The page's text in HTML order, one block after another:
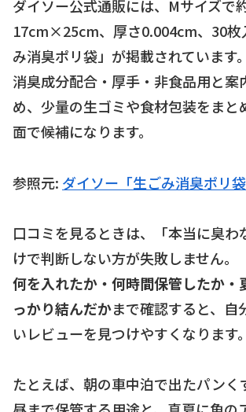
ダイソー公式通販には、Mサイズで
17cm×25cm、厚さ0.004cm、30枚
み消臭ポリ袋」が掲載されています。
消臭成分配合・厚手・非食品用と案
め、少量の生ゴミや食材包装をまと
面で候補になります。
参照元: ダイソー「生ごみ消臭ポリ袋
口コミを見るときは、「本当に臭わ
けで判断しない方が失敗しません。
何を入れたか・何時間保管したか・
っかり結んだかまで確認すると、自
いレビューを見つけやすくなります。
たとえば、朝の車中泊で出たパンく